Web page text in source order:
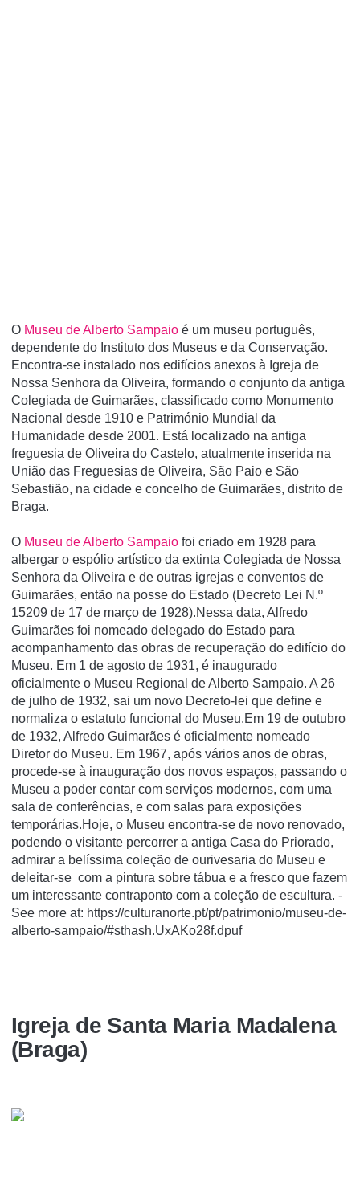
O Museu de Alberto Sampaio é um museu português,
dependente do Instituto dos Museus e da Conservação.
Encontra-se instalado nos edifí­cios anexos à Igreja de
Nossa Senhora da Oliveira, formando o conjunto da antiga
Colegiada de Guimarães, classificado como Monumento
Nacional desde 1910 e Património Mundial da
Humanidade desde 2001. Está localizado na antiga
freguesia de Oliveira do Castelo, atualmente inserida na
União das Freguesias de Oliveira, São Paio e São
Sebastião, na cidade e concelho de Guimarães, distrito de
Braga.
O Museu de Alberto Sampaio foi criado em 1928 para
albergar o espólio artístico da extinta Colegiada de Nossa
Senhora da Oliveira e de outras igrejas e conventos de
Guimarães, então na posse do Estado (Decreto Lei N.º
15209 de 17 de março de 1928).Nessa data, Alfredo
Guimarães foi nomeado delegado do Estado para
acompanhamento das obras de recuperação do edifício do
Museu. Em 1 de agosto de 1931, é inaugurado
oficialmente o Museu Regional de Alberto Sampaio. A 26
de julho de 1932, sai um novo Decreto-lei que define e
normaliza o estatuto funcional do Museu.Em 19 de outubro
de 1932, Alfredo Guimarães é oficialmente nomeado
Diretor do Museu. Em 1967, após vários anos de obras,
procede-se à inauguração dos novos espaços, passando o
Museu a poder contar com serviços modernos, com uma
sala de conferências, e com salas para exposições
temporárias.Hoje, o Museu encontra-se de novo renovado,
podendo o visitante percorrer a antiga Casa do Priorado,
admirar a belíssima coleção de ourivesaria do Museu e
deleitar-se com a pintura sobre tábua e a fresco que fazem
um interessante contraponto com a coleção de escultura. -
See more at: https://culturanorte.pt/pt/patrimonio/museu-de-
alberto-sampaio/#sthash.UxAKo28f.dpuf
Igreja de Santa Maria Madalena
(Braga)